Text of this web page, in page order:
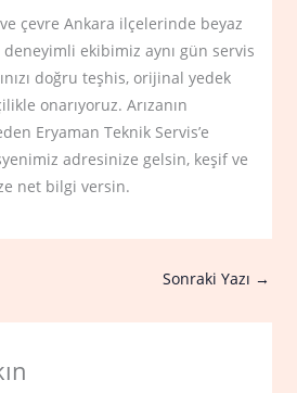
çevre Ankara ilçelerinde beyaz
deneyimli ekibimiz aynı gün servis
doğru teşhis, orijinal yedek
onarıyoruz. Arızanın
Eryaman Teknik Servis’e
adresinize gelsin, keşif ve
net bilgi versin.
Sonraki Yazı →